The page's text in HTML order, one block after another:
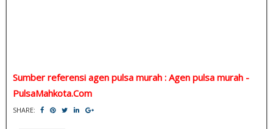
Sumber referensi agen pulsa murah : Agen pulsa murah -
PulsaMahkota.Com
SHARE: